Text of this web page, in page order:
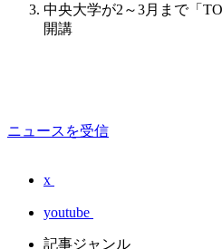
中央大学が2～3月まで「
開講
ニュースを受信
x
youtube
記事ジャンル